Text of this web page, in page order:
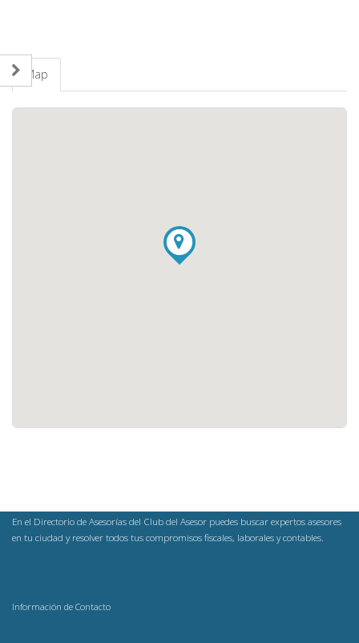
Map
En el Directorio de Asesorías del Club del Asesor puedes buscar expertos asesores
en tu ciudad y resolver todos tus compromisos fiscales, laborales y contables.
Información de Contacto